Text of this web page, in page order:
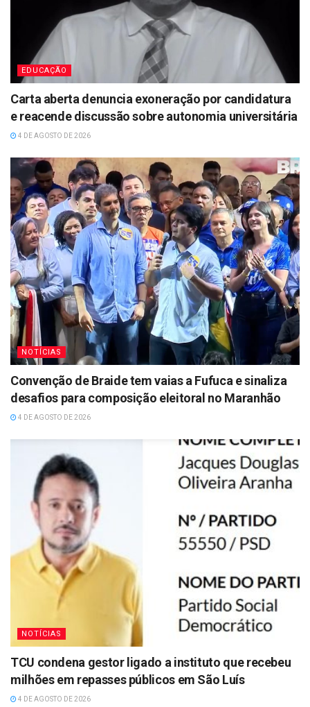
EDUCAÇÃO
Carta aberta denuncia exoneração por candidatura
e reacende discussão sobre autonomia universitária
4 DE AGOSTO DE 2026
NOTÍCIAS
Convenção de Braide tem vaias a Fufuca e sinaliza
desafios para composição eleitoral no Maranhão
4 DE AGOSTO DE 2026
NOTÍCIAS
TCU condena gestor ligado a instituto que recebeu
milhões em repasses públicos em São Luís
4 DE AGOSTO DE 2026